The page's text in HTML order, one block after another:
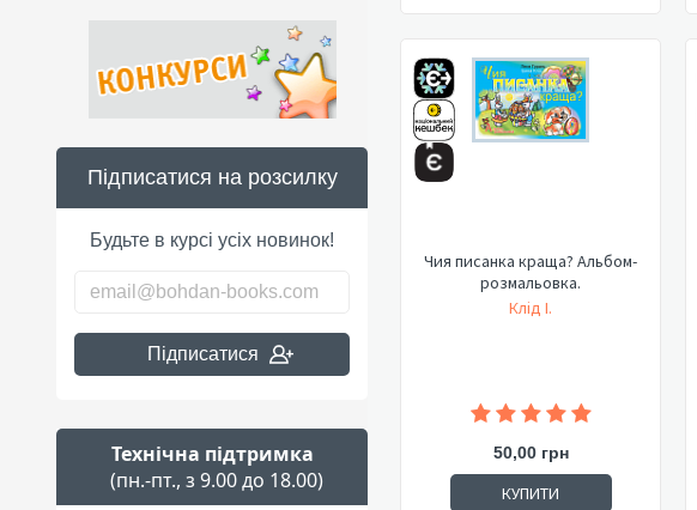
Підписатися на розсилку
Будьте в курсі усіх новинок!
Підписатися
Технічна підтримка
(пн.-пт., з 9.00 до 18.00)
Чия писанка краща? Альбом-
розмальовка.
Клід І.
50,00 грн
КУПИТИ